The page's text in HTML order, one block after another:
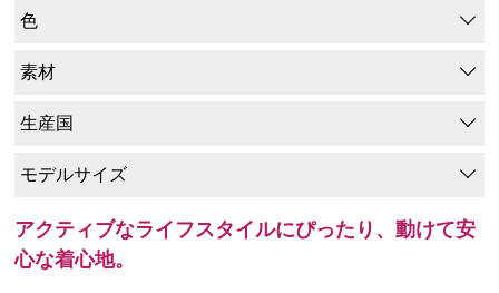
色
素材
生産国
モデルサイズ
アクティブなライフスタイルにぴったり、動けて安
心な着心地。